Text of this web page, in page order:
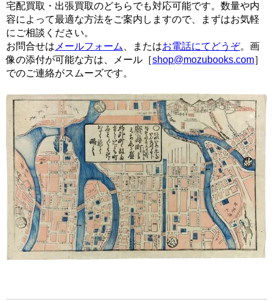
宅配買取・出張買取のどちらでも対応可能です。数量や内
容によって最適な方法をご案内しますので、まずはお気軽
にご相談ください。
お問合せは メールフォーム 、またはお電話にてどうぞ。画
像の添付が可能な方は、メール［shop@mozubooks.com］
でのご連絡がスムーズです。